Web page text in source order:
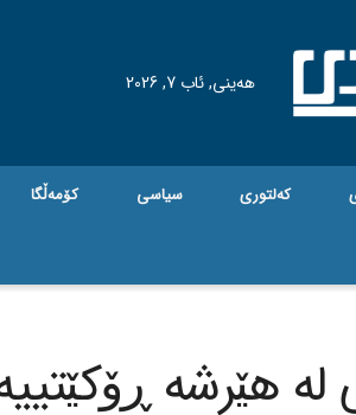
هه‌ینی, ئاب 7, 2026
کەلتوری سیاسی کۆمەڵگا
لە هێرشە